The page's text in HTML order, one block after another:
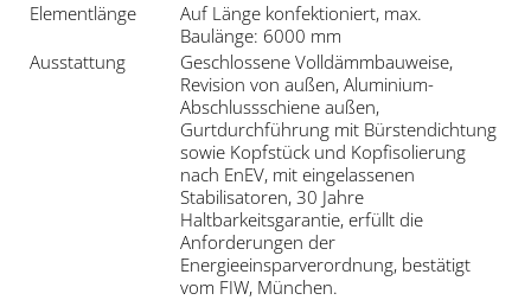
Elementlänge
Auf Länge konfektioniert, max.
Baulänge: 6000 mm
Ausstattung
Geschlossene Volldämmbauweise,
Revision von außen, Aluminium-
Abschlussschiene außen,
Gurtdurchführung mit Bürstendichtung
sowie Kopfstück und Kopfisolierung
nach EnEV, mit eingelassenen
Stabilisatoren, 30 Jahre
Haltbarkeitsgarantie, erfüllt die
Anforderungen der
Energieeinsparverordnung, bestätigt
vom FIW, München.